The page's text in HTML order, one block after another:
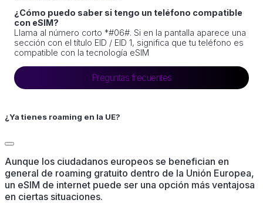
¿Cómo puedo saber si tengo un teléfono compatible
con eSIM?
Llama al número corto *#06#. Si en la pantalla aparece una
sección con el título EID / EID 1, significa que tu teléfono es
compatible con la tecnología eSIM
Preguntas frecuentes
¿Ya tienes roaming en la UE?
Aunque los ciudadanos europeos se benefician en
general de roaming gratuito dentro de la Unión Europea,
un eSIM de internet puede ser una opción más ventajosa
en ciertas situaciones.